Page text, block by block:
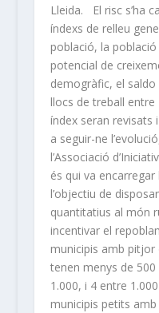
Lleida. El risc s’ha
índexs de relleu
població, la
potencial de
demogràfic, el
llocs de treball
índex seran
a seguir-ne
l’Associació
és qui va encarregar
l’objectiu de
quantitatius al món
incentivar el
municipis amb pitjor
tenen menys de
1.000, i 4 entre
municipis petits